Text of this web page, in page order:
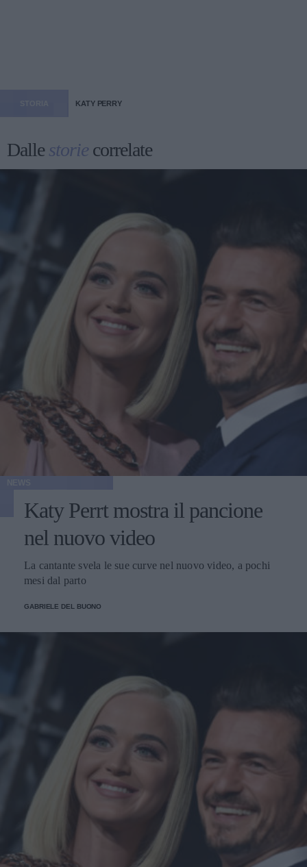
KATY PERRY
Dallestorie correlate
Katy Perrt mostra il pancione
nel nuovo video
La cantante svela le sue curve nel nuovo video, a pochi
mesi dal parto
GABRIELE DEL BUONO